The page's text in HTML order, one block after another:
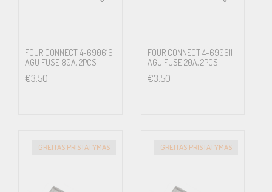
FOUR CONNECT 4-690616
AGU FUSE 80A, 2PCS
€3.50
FOUR CONNECT 4-690611
AGU FUSE 20A, 2PCS
€3.50
GREITAS PRISTATYMAS GREITAS PRISTATYMAS